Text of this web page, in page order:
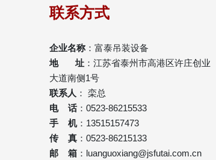
联系方式
企业名称：富泰吊装设备
地 址 ：江苏省泰州市高港区许庄创业
大道南侧1号
联系人 ： 栾总
电 话：0523-86215533
手 机：13515157473
传 真 ：0523-86215133
邮 箱 ： luanguoxiang@jsfutai.com.cn